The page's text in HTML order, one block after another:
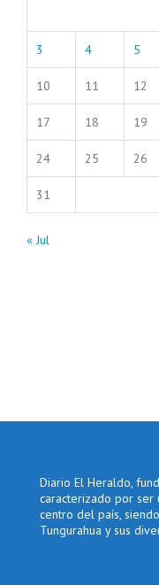
3 4 5
10 11 12
17 18 19
24 25 26
31
« Jul
Diario El Heraldo,
caracterizado por ser
centro del país,
Tungurahua y sus